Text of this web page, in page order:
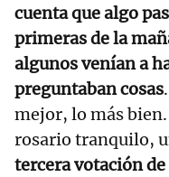
cuenta que algo
primeras de la
algunos venían a
preguntaban cosas
mejor, lo más bien.
rosario tranquilo,
tercera votación